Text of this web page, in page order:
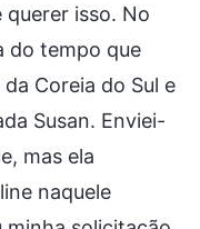
querer isso. No
do tempo que
Coreia do Sul e
Susan. Enviei-
mas ela
naquele